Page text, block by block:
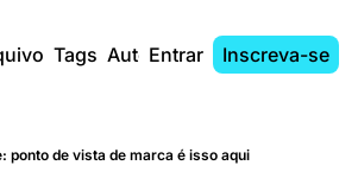
Tags AutoresEntrar Inscreva-se
ponto de vista de marca é isso aqui